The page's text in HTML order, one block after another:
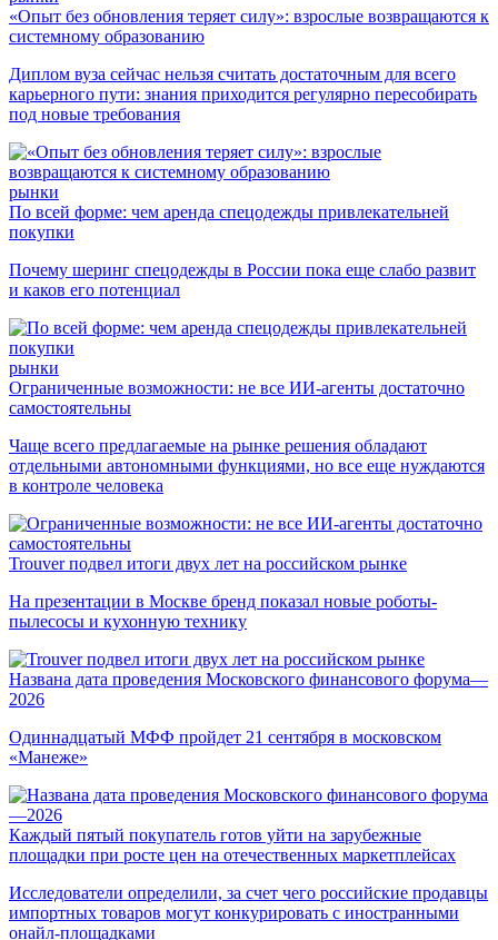
«Опыт без обновления теряет силу»: взрослые возвращаются к
системному образованию
Диплом вуза сейчас нельзя считать достаточным для всего
карьерного пути: знания приходится регулярно пересобирать
под новые требования
рынки
По всей форме: чем аренда спецодежды привлекательней
покупки
Почему шеринг спецодежды в России пока еще слабо развит
и каков его потенциал
рынки
Ограниченные возможности: не все ИИ-агенты достаточно
самостоятельны
Чаще всего предлагаемые на рынке решения обладают
отдельными автономными функциями, но все еще нуждаются
в контроле человека
Trouver подвел итоги двух лет на российском рынке
На презентации в Москве бренд показал новые роботы-
пылесосы и кухонную технику
Названа дата проведения Московского финансового форума—
2026
Одиннадцатый МФФ пройдет 21 сентября в московском
«Манеже»
Каждый пятый покупатель готов уйти на зарубежные
площадки при росте цен на отечественных маркетплейсах
Исследователи определили, за счет чего российские продавцы
импортных товаров могут конкурировать с иностранными
онайл-площадками